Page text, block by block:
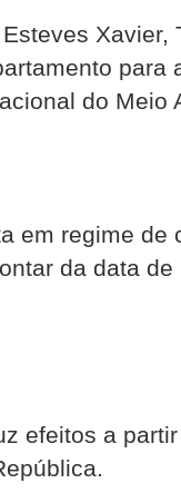
Xavier,
para
do Meio
em regime de
da data
efeitos a